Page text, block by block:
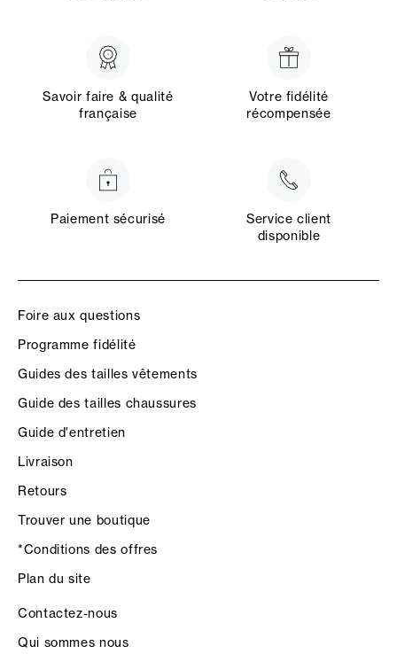
Savoir faire & qualité
française
Votre fidélité
récompensée
Paiement sécurisé
Service client
disponible
Foire aux questions
Programme fidélité
Guides des tailles vêtements
Guide des tailles chaussures
Guide d'entretien
Livraison
Retours
Trouver une boutique
*Conditions des offres
Plan du site
Contactez-nous
Qui sommes nous